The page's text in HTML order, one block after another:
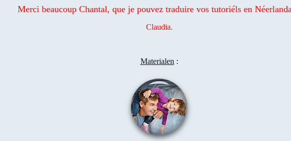
Merci beaucoup Chantal, que je pouvez traduire vos tutoriéls en
Claudia.
Materialen :